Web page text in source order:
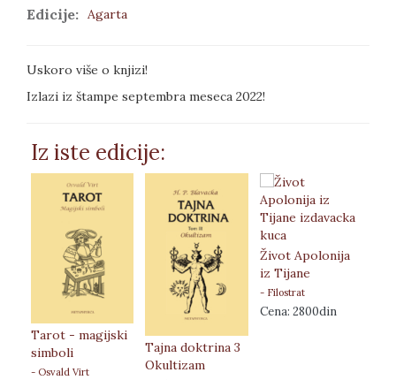
Edicije: Agarta
Uskoro više o knjizi!
Izlazi iz štampe septembra meseca 2022!
Iz iste edicije:
Tarot - magijski
simboli
- Osvald Virt
Tajna doktrina 3
Okultizam
Život Apolonija
iz Tijane
- Filostrat
Cena: 2800din